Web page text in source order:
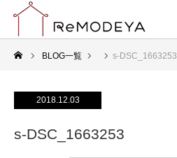
BLOG一覧 s-DSC_1663253
2018.12.03
s-DSC_1663253